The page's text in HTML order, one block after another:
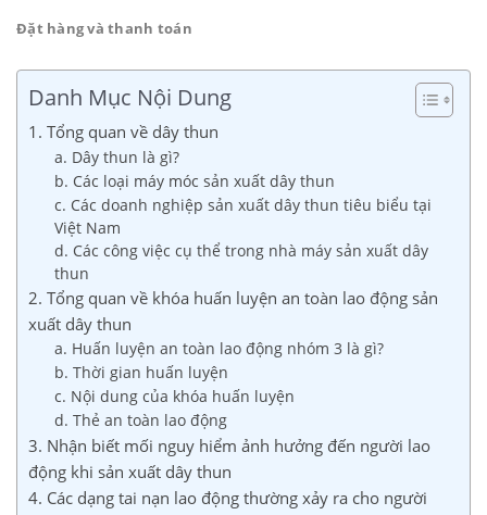
Đặt hàng và thanh toán
Danh Mục Nội Dung
1. Tổng quan về dây thun
a. Dây thun là gì?
b. Các loại máy móc sản xuất dây thun
c. Các doanh nghiệp sản xuất dây thun tiêu biểu tại
Việt Nam
d. Các công việc cụ thể trong nhà máy sản xuất dây
thun
2. Tổng quan về khóa huấn luyện an toàn lao động sản
xuất dây thun
a. Huấn luyện an toàn lao động nhóm 3 là gì?
b. Thời gian huấn luyện
c. Nội dung của khóa huấn luyện
d. Thẻ an toàn lao động
3. Nhận biết mối nguy hiểm ảnh hưởng đến người lao
động khi sản xuất dây thun
4. Các dạng tai nạn lao động thường xảy ra cho người